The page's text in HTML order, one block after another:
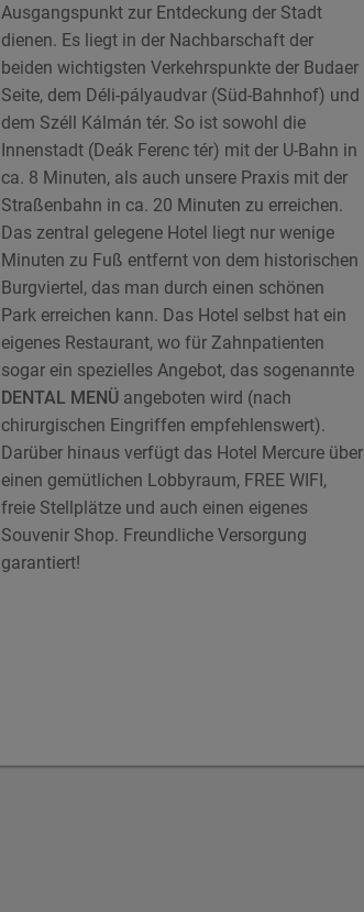
Ausgangspunkt zur Entdeckung der Stadt
dienen. Es liegt in der Nachbarschaft der
beiden wichtigsten Verkehrspunkte der Budaer
Seite, dem Déli-pályaudvar (Süd-Bahnhof) und
dem Széll Kálmán tér. So ist sowohl die
Innenstadt (Deák Ferenc tér) mit der U-Bahn in
ca. 8 Minuten, als auch unsere Praxis mit der
Straßenbahn in ca. 20 Minuten zu erreichen.
Das zentral gelegene Hotel liegt nur wenige
Minuten zu Fuß entfernt von dem historischen
Burgviertel, das man durch einen schönen
Park erreichen kann. Das Hotel selbst hat ein
eigenes Restaurant, wo für Zahnpatienten
sogar ein spezielles Angebot, das sogenannte
DENTAL MENÜangeboten wird (nach
chirurgischen Eingriffen empfehlenswert).
Darüber hinaus verfügt das Hotel Mercure über
einen gemütlichen Lobbyraum, FREE WIFI,
freie Stellplätze und auch einen eigenes
Souvenir Shop. Freundliche Versorgung
garantiert!